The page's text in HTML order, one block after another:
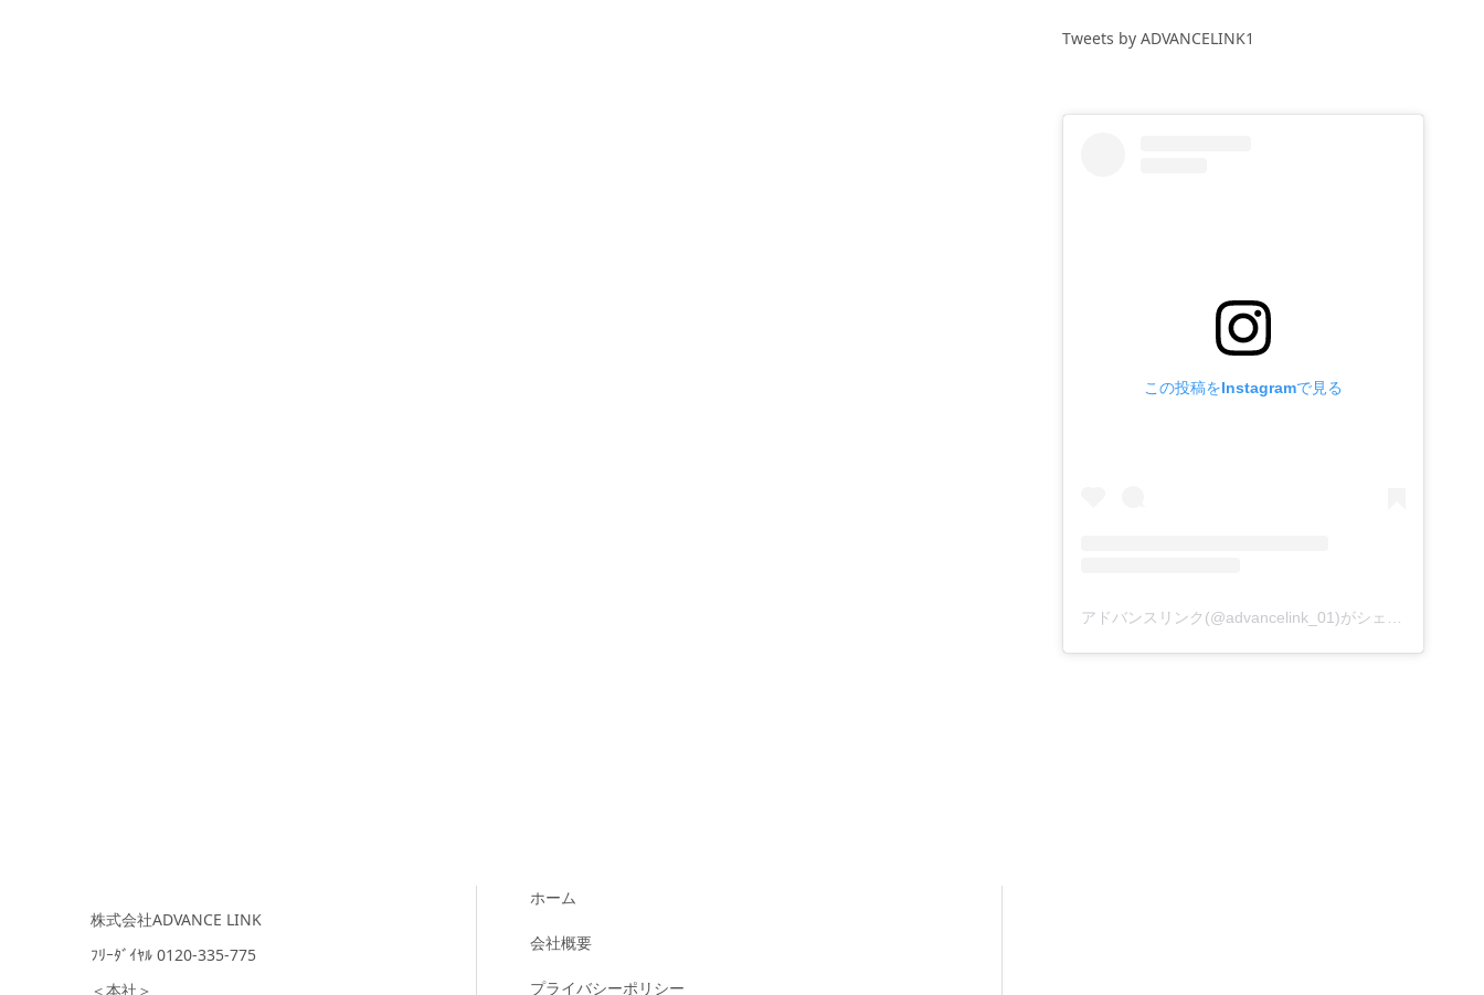
Tweets by ADVANCELINK1
この投稿をInstagramで見る
株式会社ADVANCE LINK
ﾌﾘｰﾀﾞｲﾔﾙ 0120-335-775
＜本社＞
ホーム
会社概要
プライバシーポリシー